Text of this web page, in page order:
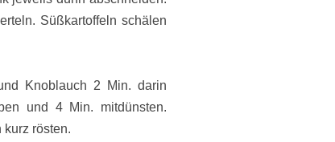
Süßkartoffeln schälen
Knoblauch 2 Min. darin
und 4 Min. mitdünsten.
kurz rösten.